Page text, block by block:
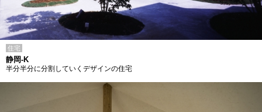
住宅
静岡-K
半分半分に分割していくデザインの住宅